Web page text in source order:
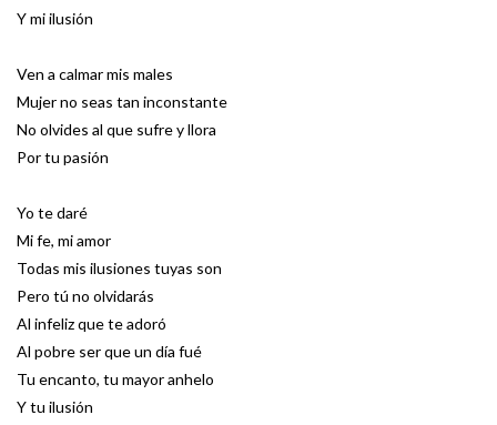
Y mi ilusión
Ven a calmar mis males
Mujer no seas tan inconstante
No olvides al que sufre y llora
Por tu pasión
Yo te daré
Mi fe, mi amor
Todas mis ilusiones tuyas son
Pero tú no olvidarás
Al infeliz que te adoró
Al pobre ser que un día fué
Tu encanto, tu mayor anhelo
Y tu ilusión